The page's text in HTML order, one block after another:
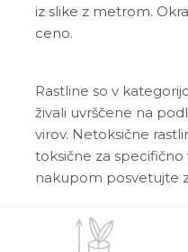
iz slike z metrom.
ceno.
Rastline so v
živali uvrščene na
virov. Netoksične
toksične za specifično
nakupom posvetujte